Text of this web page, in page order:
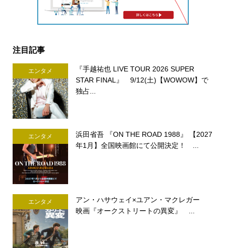
注目記事
エンタメ
『手越祐也 LIVE TOUR 2026 SUPER
STAR FINAL』 9/12(土)【WOWOW】で
独占...
エンタメ
浜田省吾 『ON THE ROAD 1988』 【2027
年1月】全国映画館にて公開決定！ ...
エンタメ
アン・ハサウェイ×ユアン・マクレガー
映画『オークストリートの異変』 ...